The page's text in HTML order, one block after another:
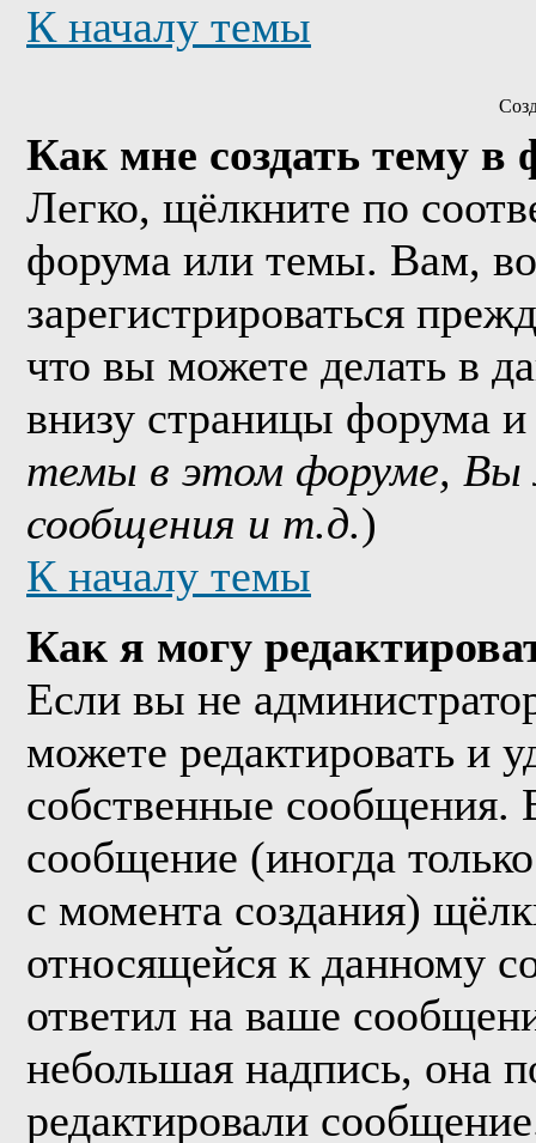
К началу темы
Как мне создать тему в
Легко, щёлкните по
форума или темы. Вам,
зарегистрироваться
что вы можете делать в
внизу страницы форума
темы в этом форуме,
сообщения и т.д.)
К началу темы
Как я могу
Если вы не
можете редактировать и
собственные сообщения.
сообщение (иногда
с момента создания)
относящейся к данному
ответил на ваше
небольшая надпись, она
редактировали